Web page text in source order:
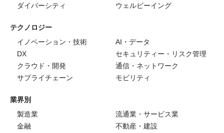
ダイバーシティ
ウェルビーイング
テクノロジー
イノベーション・技術
AI・データ
DX
セキュリティー・リスク管理
クラウド・開発
通信・ネットワーク
サプライチェーン
モビリティ
業界別
製造業
流通業・サービス業
金融
不動産・建設